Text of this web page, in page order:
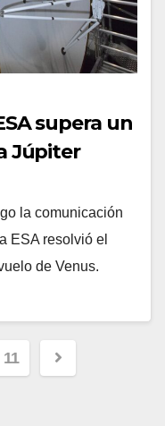
supera un
Júpiter
la comunicación
ESA resolvió el
de Venus.
11